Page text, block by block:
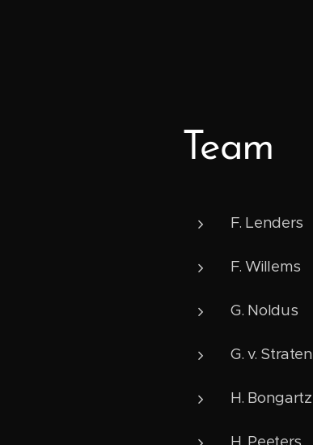
Team
F. Lenders
F. Willems
G. Noldus
G. v. Straten
H. Bongartz